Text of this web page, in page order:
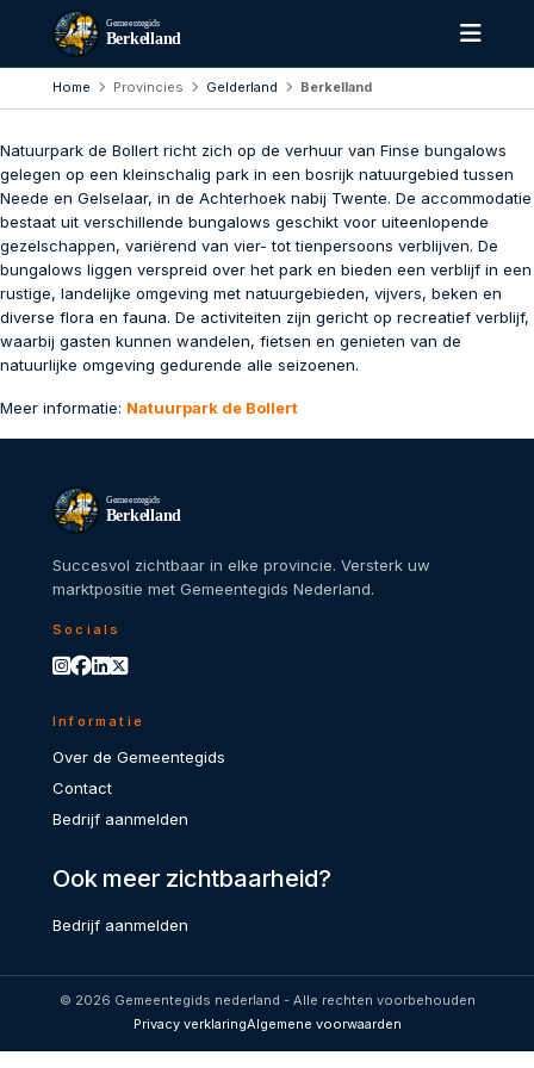
Gemeentegids
Berkelland
Home Provincies Gelderland Berkelland
Natuurpark de Bollert richt zich op de verhuur van Finse bungalows
gelegen op een kleinschalig park in een bosrijk natuurgebied tussen
Neede en Gelselaar, in de Achterhoek nabij Twente. De accommodatie
bestaat uit verschillende bungalows geschikt voor uiteenlopende
gezelschappen, variërend van vier- tot tienpersoons verblijven. De
bungalows liggen verspreid over het park en bieden een verblijf in een
rustige, landelijke omgeving met natuurgebieden, vijvers, beken en
diverse flora en fauna. De activiteiten zijn gericht op recreatief verblijf,
waarbij gasten kunnen wandelen, fietsen en genieten van de
natuurlijke omgeving gedurende alle seizoenen.
Meer informatie: Natuurpark de Bollert
Gemeentegids
Berkelland
Succesvol zichtbaar in elke provincie. Versterk uw
marktpositie met Gemeentegids Nederland.
Socials
Informatie
Over de Gemeentegids
Contact
Bedrijf aanmelden
Ook meer zichtbaarheid?
Bedrijf aanmelden
© 2026 Gemeentegids nederland - Alle rechten voorbehouden
Privacy verklaringAlgemene voorwaarden